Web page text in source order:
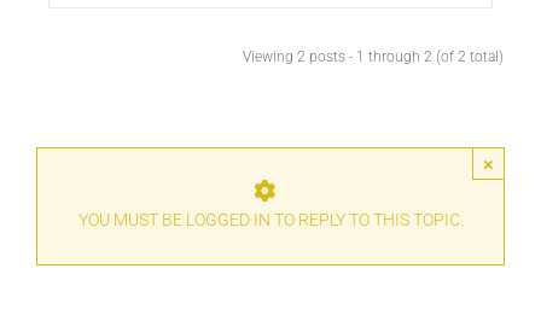
Viewing 2 posts - 1 through 2 (of 2 total)
×
YOU MUST BE LOGGED IN TO REPLY TO THIS TOPIC.